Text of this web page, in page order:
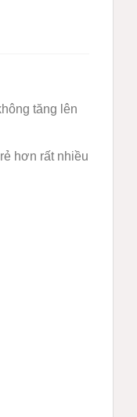
tăng lên
hơn rất nhiều